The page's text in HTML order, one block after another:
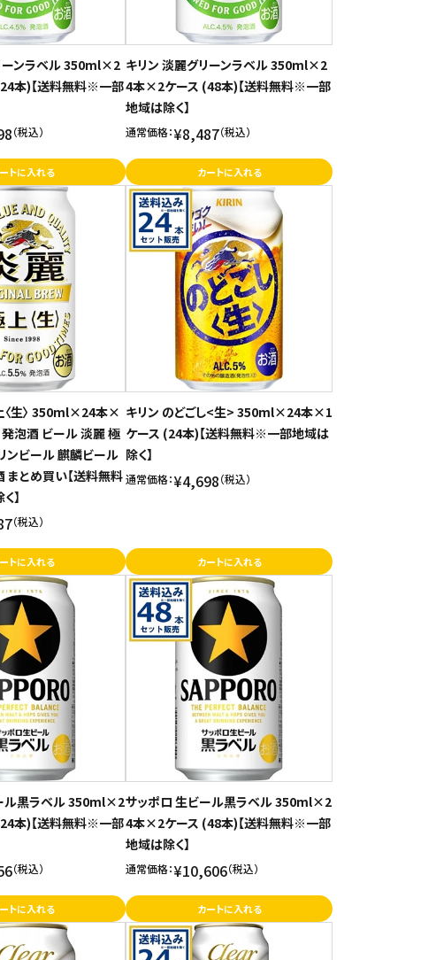
ーンラベル 350ml×2
本)【送料無料※一部
（税込）
トに入れる
キリン 淡麗グリーンラベル 350ml×2
4本×2ケース (48本)【送料無料※一部
地域は除く】
通常価格：¥8,487（税込）
カートに入れる
〈生〉 350ml×24本×
泡酒 ビール 淡麗 極
ンビール 麒麟ビール
まとめ買い【送料無料
】
（税込）
トに入れる
キリン のどごし<生> 350ml×24本×1
ケース (24本)【送料無料※一部地域は
除く】
通常価格：¥4,698（税込）
カートに入れる
ル黒ラベル 350ml×2
本)【送料無料※一部
（税込）
トに入れる
サッポロ 生ビール黒ラベル 350ml×2
4本×2ケース (48本)【送料無料※一部
地域は除く】
通常価格：¥10,606（税込）
カートに入れる